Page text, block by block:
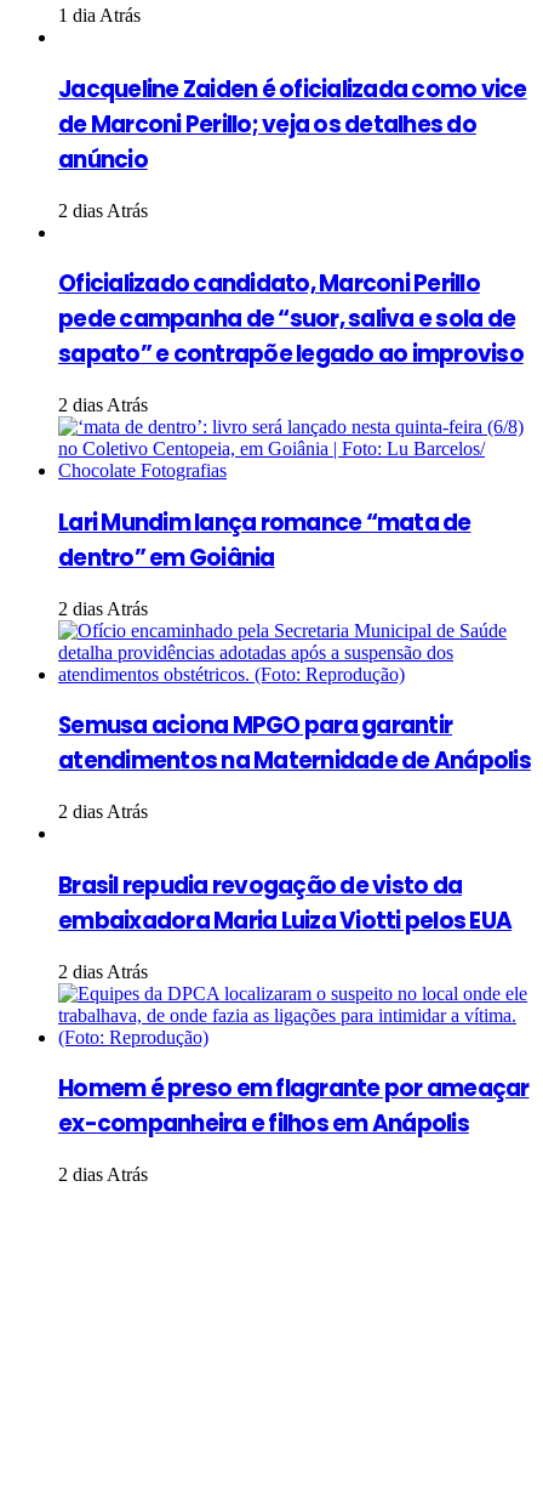
1 dia Atrás
Jacqueline Zaiden é oficializada como vice
de Marconi Perillo; veja os detalhes do
anúncio
2 dias Atrás
Oficializado candidato, Marconi Perillo
pede campanha de “suor, saliva e sola de
sapato” e contrapõe legado ao improviso
2 dias Atrás
Lari Mundim lança romance “mata de
dentro” em Goiânia
2 dias Atrás
Semusa aciona MPGO para garantir
atendimentos na Maternidade de Anápolis
2 dias Atrás
Brasil repudia revogação de visto da
embaixadora Maria Luiza Viotti pelos EUA
2 dias Atrás
Homem é preso em flagrante por ameaçar
ex-companheira e filhos em Anápolis
2 dias Atrás